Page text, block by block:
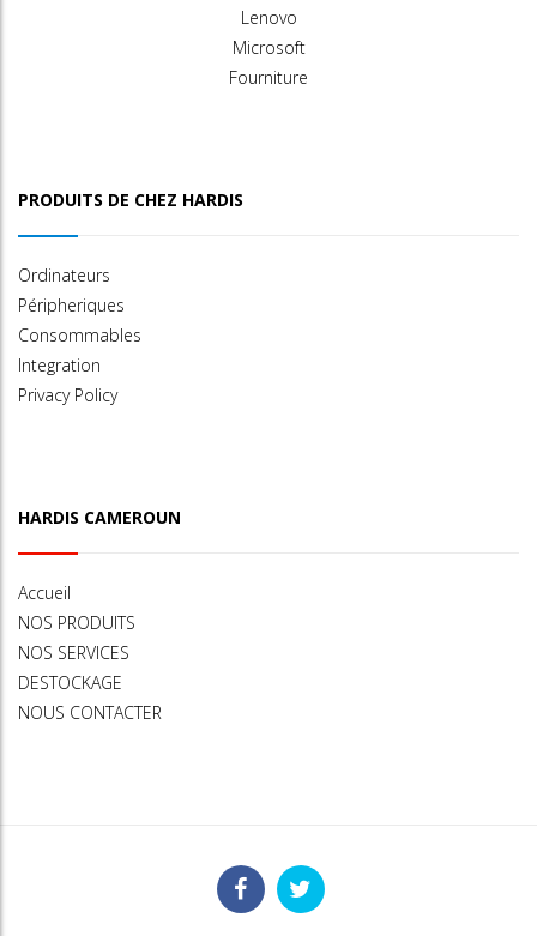
Lenovo
Microsoft
Fourniture
PRODUITS DE CHEZ HARDIS
Ordinateurs
Péripheriques
Consommables
Integration
Privacy Policy
HARDIS CAMEROUN
Accueil
NOS PRODUITS
NOS SERVICES
DESTOCKAGE
NOUS CONTACTER